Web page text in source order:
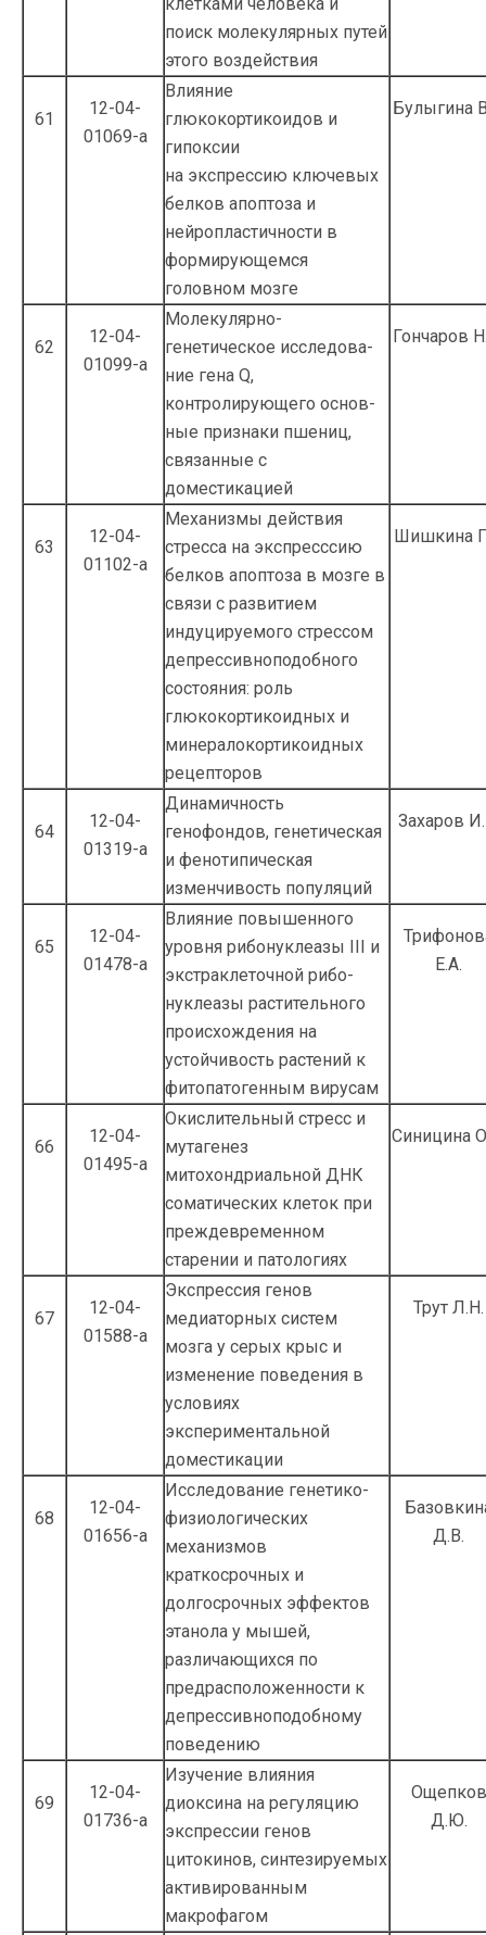
поиск молекулярных путей
этого воздействия
61
12-04-
01069-а
Влияние
глюкокортикоидов и
гипоксии
на экспрессию ключевых
белков апо­птоза и
нейропластичности в
формиру­ющемся
головном мозге
Булыгина
62
12-04-
01099-а
Молекулярно-
генетическое исследова­
ние гена Q,
контролирующего основ­
ные признаки пшениц,
связанные с
доместикацией
Гончаров
63
12-04-
01102-а
Механизмы действия
стресса на экс­пресссию
белков апоптоза в мозге в
связи с развитием
индуцируемого стрессом
депрессивноподобного
состояния: роль
глюкокортикоидных и
минералокортикоидных
рецепторов
Шишкина
64
12-04-
01319-а
Динамичность
генофондов, генетичес­кая
и фенотипическая
изменчивость популяций
Захаров
65
12-04-
01478-а
Влияние повышенного
уровня рибо­нуклеазы III и
экстраклеточной рибо­
нуклеазы растительного
происхожде­ния на
устойчивость растений к
фито­патогенным вирусам
Е.А.
66
12-04-
01495-а
Окислительный стресс и
мутагенез
митохондриальной ДНК
соматических клеток при
преждевременном
старении и патологиях
Синицина
67
12-04-
01588-а
Экспрессия генов
медиаторных систем
мозга у серых крыс и
изменение поведе­ния в
условиях
экспериментальной
доместикации
Трут Л.Н.
68
12-04-
01656-а
Исследование генетико-
физиологичес­ких
механизмов
краткосрочных и
долгосрочных эффектов
этанола у мышей,
различающихся по
предраспо­ложенности к
депрессивноподобному
поведению
Д.В.
69
12-04-
01736-а
Изучение влияния
диоксина на регуля­цию
экспрессии генов
цитокинов, синтезируемых
активированным
макрофагом
Ощепков
Д.Ю.